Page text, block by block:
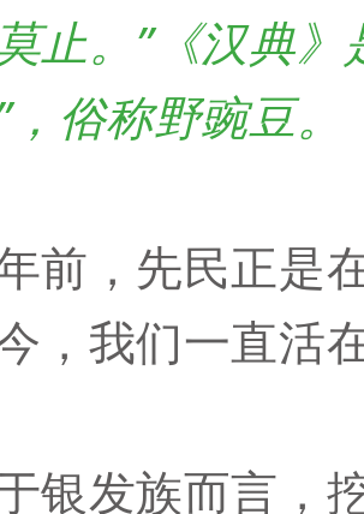
止。”《汉典》
，俗称野豌豆。
前，先民正是
，我们一直活
银发族而言，